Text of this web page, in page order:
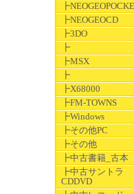
┣NEOGEOCD
┣3DO
┣
┣MSX
┣
┣X68000
┣FM-TOWNS
┣Windows
┣その他PC
┣その他
┣中古書籍_古本
┣中古サントラ
CDDVD